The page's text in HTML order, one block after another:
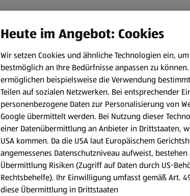
Heute im Angebot: Cookies
Wir setzen Cookies und ähnliche Technologien ein,
bestmöglich an Ihre Bedürfnisse anpassen zu können.
ermöglichen beispielsweise die Verwendung
Teilen auf sozialen Netzwerken. Bei entsprechender
personenbezogene Daten zur Personalisierung von
Google übermittelt werden. Bei Nutzung dieser
einer Datenübermittlung an Anbieter in Drittstaaten,
USA kommen. Da die USA laut Europäischem
angemessenes Datenschutzniveau aufweist,
Übermittlung Risiken (Zugriff auf Daten durch US-
Rechtsbehelfe). Ihr Einwilligung umfasst gemäß Art. 49
diese Übermittlung in Drittstaaten